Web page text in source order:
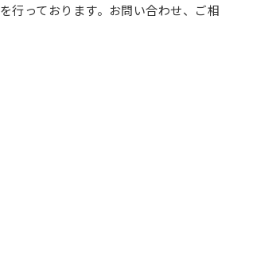
行っております。お問い合わせ、ご相